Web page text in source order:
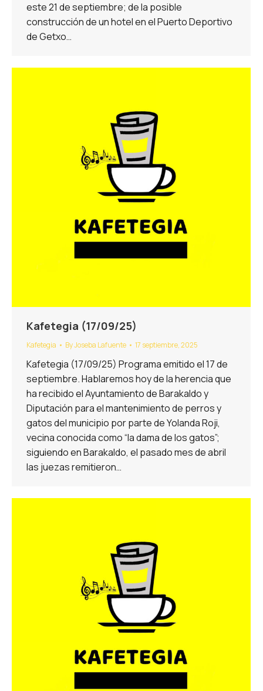
este 21 de septiembre; de la posible
construcción de un hotel en el Puerto Deportivo
de Getxo…
Kafetegia (17/09/25)
Kafetegia ByJoseba Lafuente 17 septiembre, 2025
Kafetegia (17/09/25) Programa emitido el 17 de
septiembre. Hablaremos hoy de la herencia que
ha recibido el Ayuntamiento de Barakaldo y
Diputación para el mantenimiento de perros y
gatos del municipio por parte de Yolanda Roji,
vecina conocida como “la dama de los gatos”;
siguiendo en Barakaldo, el pasado mes de abril
las juezas remitieron…